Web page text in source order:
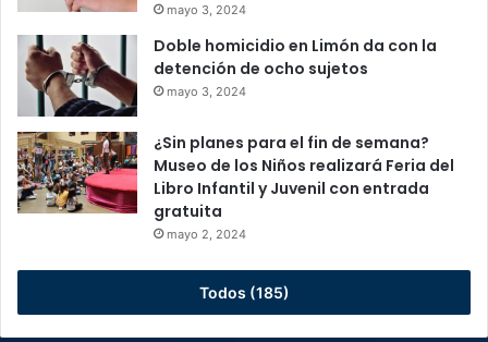
mayo 3, 2024
Doble homicidio en Limón da con la
detención de ocho sujetos
mayo 3, 2024
¿Sin planes para el fin de semana?
Museo de los Niños realizará Feria del
Libro Infantil y Juvenil con entrada
gratuita
mayo 2, 2024
Todos (185)